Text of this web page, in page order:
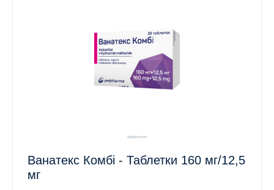
Ванатекс Комбі - Таблетки 160 мг/12,5
мг